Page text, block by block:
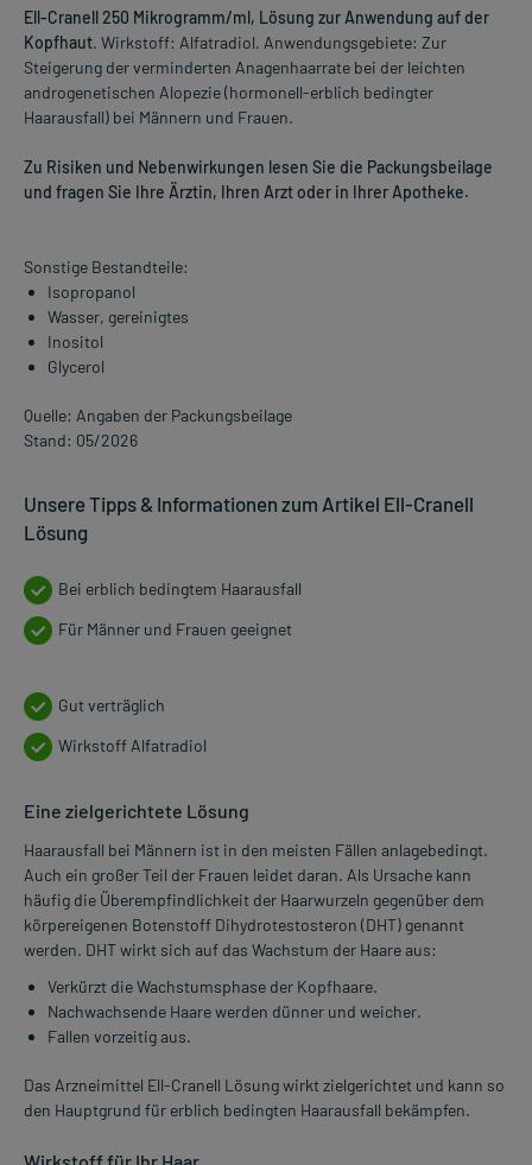
Ell-Cranell 250 Mikrogramm/ml, Lösung zur Anwendung auf der
Kopfhaut. Wirkstoff: Alfatradiol. Anwendungsgebiete: Zur
Steigerung der verminderten Anagenhaarrate bei der leichten
androgenetischen Alopezie (hormonell-erblich bedingter
Haarausfall) bei Männern und Frauen.
Zu Risiken und Nebenwirkungen lesen Sie die Packungsbeilage
und fragen Sie Ihre Ärztin, Ihren Arzt oder in Ihrer Apotheke.
Sonstige Bestandteile:
Isopropanol
Wasser, gereinigtes
Inositol
Glycerol
Quelle: Angaben der Packungsbeilage
Stand: 05/2026
Unsere Tipps & Informationen zum Artikel Ell-Cranell
Lösung
Bei erblich bedingtem Haarausfall
Für Männer und Frauen geeignet
Gut verträglich
Wirkstoff Alfatradiol
Eine zielgerichtete Lösung
Haarausfall bei Männern ist in den meisten Fällen anlagebedingt.
Auch ein großer Teil der Frauen leidet daran. Als Ursache kann
häufig die Überempfindlichkeit der Haarwurzeln gegenüber dem
körpereigenen Botenstoff Dihydrotestosteron (DHT) genannt
werden. DHT wirkt sich auf das Wachstum der Haare aus:
Verkürzt die Wachstumsphase der Kopfhaare.
Nachwachsende Haare werden dünner und weicher.
Fallen vorzeitig aus.
Das Arzneimittel Ell-Cranell Lösung wirkt zielgerichtet und kann so
den Hauptgrund für erblich bedingten Haarausfall bekämpfen.